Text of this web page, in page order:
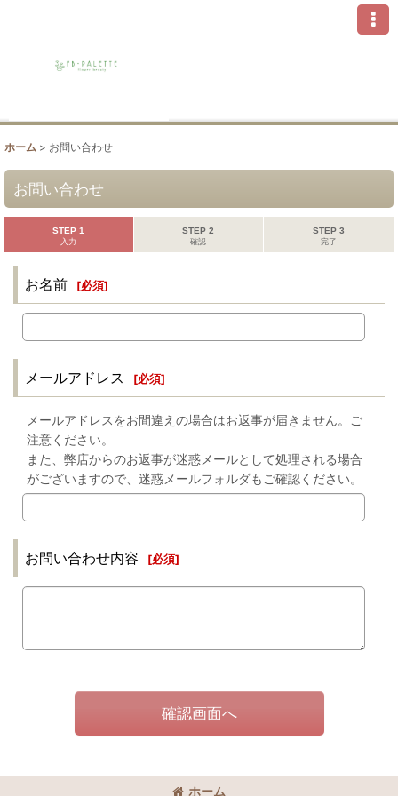
ホーム > お問い合わせ
お問い合わせ
STEP 1
入力
STEP 2
確認
STEP 3
完了
お名前 [必須]
メールアドレス [必須]
メールアドレスをお間違えの場合はお返事が届きません。ご
注意ください。
また、弊店からのお返事が迷惑メールとして処理される場合
がございますので、迷惑メールフォルダもご確認ください。
お問い合わせ内容 [必須]
確認画面へ
ホーム